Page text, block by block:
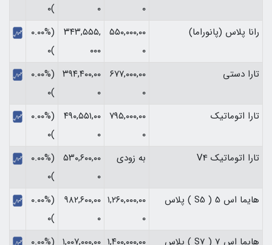
۰
۰
)۰
رانا پلاس (پانوراما)
۵۵۰,۰۰۰,۰۰
۰
۳۴۳,۵۵۵,
۰۰۰
(۰.۰۰%
)۰
تارا دستی
۶۷۷,۰۰۰,۰۰
۰
۳۹۴,۴۰۰,۰۰
۰
(۰.۰۰%
)۰
تارا اتوماتیک
۷۹۵,۰۰۰,۰۰
۰
۴۹۰,۵۵۱,۰۰
۰
(۰.۰۰%
)۰
تارا اتوماتیک V4
به زودی
۵۳۰,۶۰۰,۰۰
۰
(۰.۰۰%
)۰
هایما اس 5 ( S5 ) پلاس
۱,۲۶۰,۰۰۰,۰۰
۰
۹۸۲,۶۰۰,۰۰
۰
(۰.۰۰%
)۰
هایما اس 7 ( S7 ) پلاس
۱,۴۰۰,۰۰۰,۰۰ ۱,۰۰۷,۰۰۰,۰۰ (۰.۰۰%